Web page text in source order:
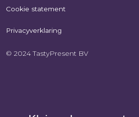
Cookie statement
Privacyverklaring
© 2024 TastyPresent BV